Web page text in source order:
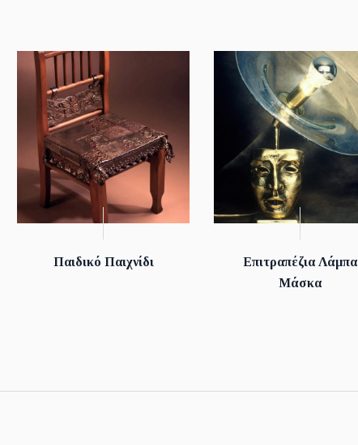
Παιδικό Παιχνίδι
Επιτραπέζια Λάμπα
Μάσκα